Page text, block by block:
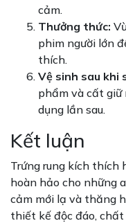
cảm.
Thưởng thức:
phim người lớn
thích.
Vệ sinh sau khi
phẩm và cất giữ
dụng lần sau.
Kết luận
Trứng rung kích thích
hoàn hảo cho những
cảm mới lạ và thăng
thiết kế độc đáo,